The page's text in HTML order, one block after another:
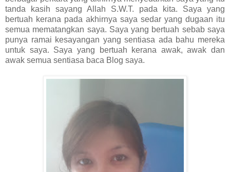
tanda kasih sayang Allah S.W.T. pada kita. Saya yang
bertuah kerana pada akhirnya saya sedar yang dugaan itu
semua mematangkan saya. Saya yang bertuah sebab saya
punya ramai kesayangan yang sentiasa ada bahu mereka
untuk saya. Saya yang bertuah kerana awak, awak dan
awak semua sentiasa baca Blog saya.